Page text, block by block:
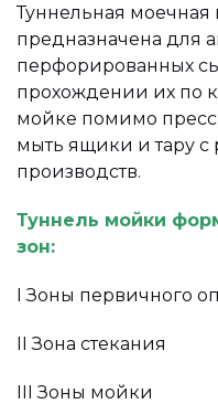
Туннельная
предназначена для
перфорированных
прохождении их по
мойке помимо
мыть ящики и тару
производств.
Туннель мойки
зон:
I Зоны первичного
II Зона стекания
III Зоны мойки